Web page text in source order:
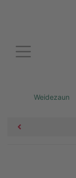
Weidezaun